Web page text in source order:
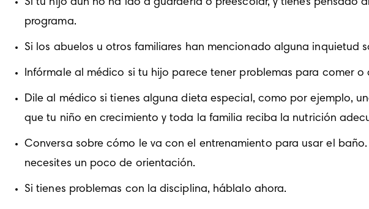
Si tu hijo aún no ha ido a guardería o preescolar, y tienes
programa.
Si los abuelos u otros familiares han mencionado alguna inquietud
Infórmale al médico si tu hijo parece tener problemas para comer
Dile al médico si tienes alguna dieta especial, como por ejemplo,
que tu niño en crecimiento y toda la familia reciba la nutrición
Conversa sobre cómo le va con el entrenamiento para usar el
necesites un poco de orientación.
Si tienes problemas con la disciplina, háblalo ahora.